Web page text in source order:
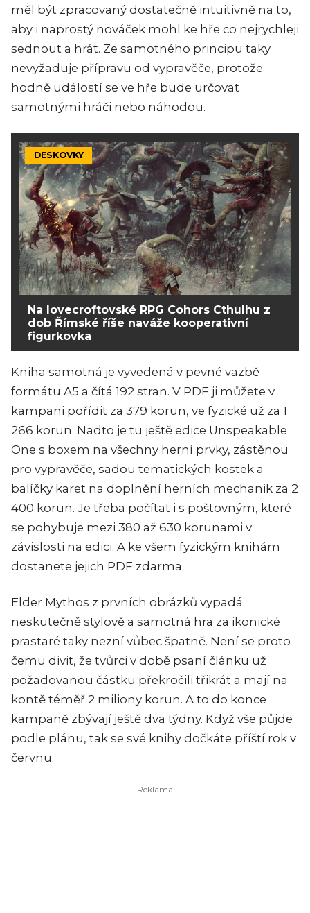
měl být zpracovaný dostatečně intuitivně na to,
aby i naprostý nováček mohl ke hře co nejrychleji
sednout a hrát. Ze samotného principu taky
nevyžaduje přípravu od vypravěče, protože
hodně událostí se ve hře bude určovat
samotnými hráči nebo náhodou.
DESKOVKY
Na lovecroftovské RPG Cohors Cthulhu z
dob Římské říše naváže kooperativní
figurkovka
Kniha samotná je vyvedená v pevné vazbě
formátu A5 a čítá 192 stran. V PDF ji můžete v
kampani pořídit za 379 korun, ve fyzické už za 1
266 korun. Nadto je tu ještě edice Unspeakable
One s boxem na všechny herní prvky, zástěnou
pro vypravěče, sadou tematických kostek a
balíčky karet na doplnění herních mechanik za 2
400 korun. Je třeba počítat i s poštovným, které
se pohybuje mezi 380 až 630 korunami v
závislosti na edici. A ke všem fyzickým knihám
dostanete jejich PDF zdarma.
Elder Mythos z prvních obrázků vypadá
neskutečně stylově a samotná hra za ikonické
prastaré taky nezní vůbec špatně. Není se proto
čemu divit, že tvůrci v době psaní článku už
požadovanou částku překročili třikrát a mají na
kontě téměř 2 miliony korun. A to do konce
kampaně zbývají ještě dva týdny. Když vše půjde
podle plánu, tak se své knihy dočkáte příští rok v
červnu.